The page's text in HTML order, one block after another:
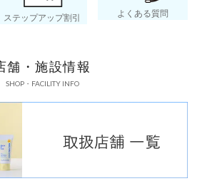
子さまには、「ベ
・乾燥しやすい肌
ケア」がおすすめで
ステップアップ割引 よくある質問
舗・施設情報
SHOP・FACILITY INFO